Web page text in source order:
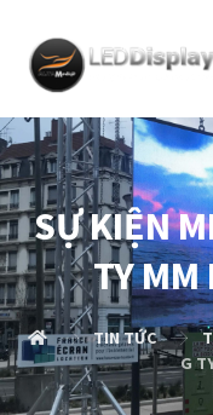
SỰ KIỆN
TY MM
TIN TỨC
G